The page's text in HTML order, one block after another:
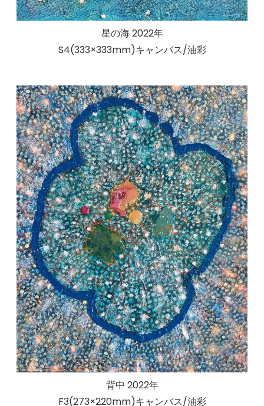
星の海 2022年
S4(333×333mm)キャンバス/油彩
背中 2022年
F3(273×220mm)キャンバス/油彩